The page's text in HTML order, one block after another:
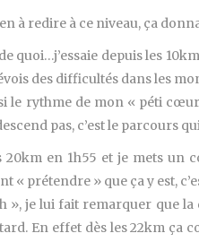
à redire à ce niveau, ça
quoi…j’essaie depuis les
des difficultés dans les
le rythme de mon « péti
pas, c’est le parcours
20km en 1h55 et je mets un
« prétendre » que ça y est,
», je lui fait remarquer que
En effet dès les 22km ça